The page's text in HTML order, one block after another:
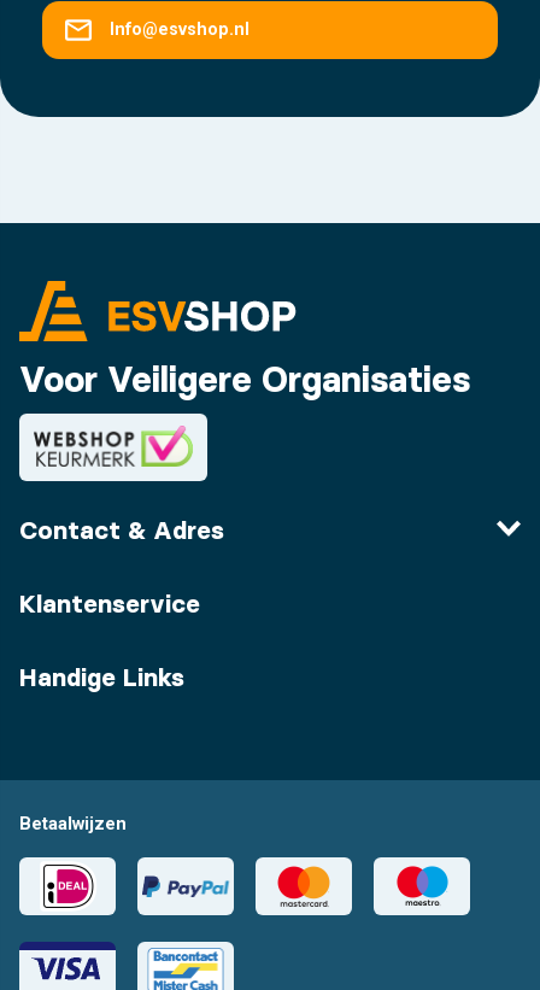
Info@esvshop.nl
Voor Veiligere Organisaties
Contact & Adres
Klantenservice
Handige Links
Betaalwijzen